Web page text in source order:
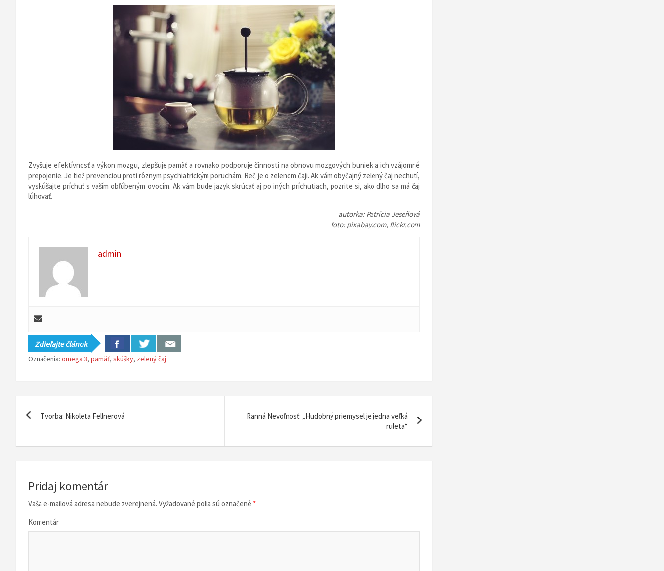
Zvyšuje efektívnosť a výkon mozgu, zlepšuje pamäť a rovnako podporuje činnosti na obnovu mozgových buniek a ich vzájomné
prepojenie. Je tiež prevenciou proti rôznym psychiatrickým poruchám. Reč je o zelenom čaji. Ak vám obyčajný zelený čaj nechutí,
vyskúšajte príchuť s vaším obľúbeným ovocím. Ak vám bude jazyk skrúcať aj po iných príchutiach, pozrite si, ako dlho sa má čaj
lúhovať.
autorka: Patrícia Jeseňová
foto: pixabay.com, flickr.com
admin
Zdieľajte článok
Označenia: omega 3, pamäť, skúšky, zelený čaj
v
Tvorba: Nikoleta Fellnerová
Ranná Nevoľnosť: „Hudobný priemysel je jedna veľká
ruleta“
Pridaj komentár
Vaša e-mailová adresa nebude zverejnená. Vyžadované polia sú označené *
Komentár